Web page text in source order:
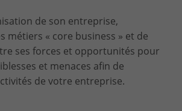
de son entreprise,
métiers « core business » et de
ses forces et opportunités pour
et menaces afin de
de votre entreprise.